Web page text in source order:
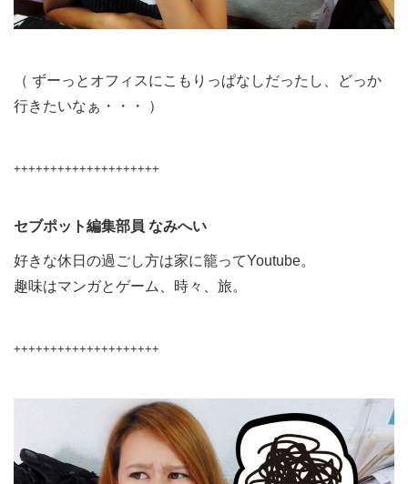
（ ずーっとオフィスにこもりっぱなしだったし、どっか
行きたいなぁ・・・ ）
++++++++++++++++++++
セブポット編集部員 なみへい
好きな休日の過ごし方は家に籠ってYoutube。
趣味はマンガとゲーム、時々、旅。
++++++++++++++++++++